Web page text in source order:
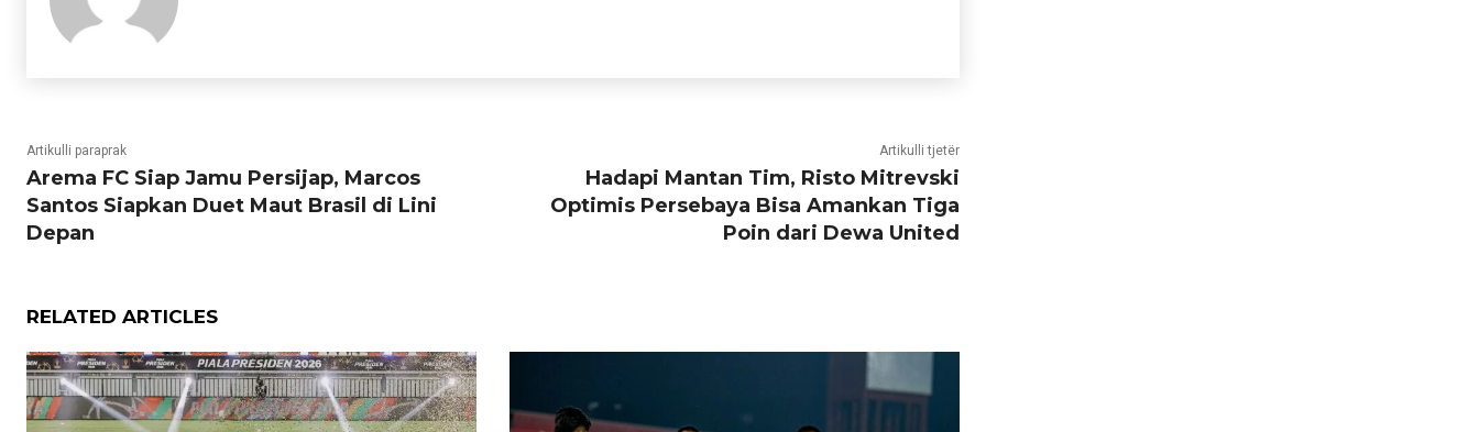
Artikulli paraprak
Arema FC Siap Jamu Persijap, Marcos
Santos Siapkan Duet Maut Brasil di Lini
Depan
Artikulli tjetër
Hadapi Mantan Tim, Risto Mitrevski
Optimis Persebaya Bisa Amankan Tiga
Poin dari Dewa United
RELATED ARTICLES